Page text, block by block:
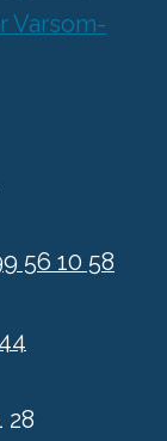
Varsom-
56 10 58
28